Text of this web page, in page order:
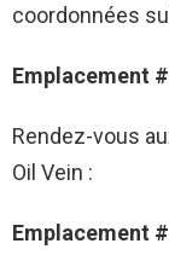
coordonnées
Emplacement
Rendez-vous
Oil Vein :
Emplacement